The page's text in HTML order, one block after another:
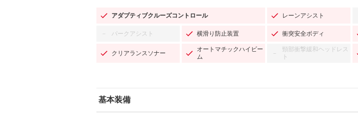
アダプティブクルーズコントロール レーンアシスト
－ パークアシスト 横滑り防止装置 衝突安全ボディ
クリアランスソナー
オートマチックハイビー
ム
－
頸部衝撃緩和ヘッドレス
ト
基本装備